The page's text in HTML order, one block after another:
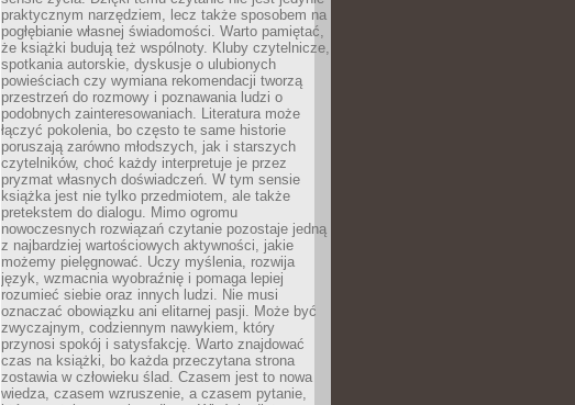
praktycznym narzędziem, lecz także sposobem na
pogłębianie własnej świadomości. Warto pamiętać,
że książki budują też wspólnoty. Kluby czytelnicze,
spotkania autorskie, dyskusje o ulubionych
powieściach czy wymiana rekomendacji tworzą
przestrzeń do rozmowy i poznawania ludzi o
podobnych zainteresowaniach. Literatura może
łączyć pokolenia, bo często te same historie
poruszają zarówno młodszych, jak i starszych
czytelników, choć każdy interpretuje je przez
pryzmat własnych doświadczeń. W tym sensie
książka jest nie tylko przedmiotem, ale także
pretekstem do dialogu. Mimo ogromu
nowoczesnych rozwiązań czytanie pozostaje jedną
z najbardziej wartościowych aktywności, jakie
możemy pielęgnować. Uczy myślenia, rozwija
język, wzmacnia wyobraźnię i pomaga lepiej
rozumieć siebie oraz innych ludzi. Nie musi
oznaczać obowiązku ani elitarnej pasji. Może być
zwyczajnym, codziennym nawykiem, który
przynosi spokój i satysfakcję. Warto znajdować
czas na książki, bo każda przeczytana strona
zostawia w człowieku ślad. Czasem jest to nowa
wiedza, czasem wzruszenie, a czasem pytanie,